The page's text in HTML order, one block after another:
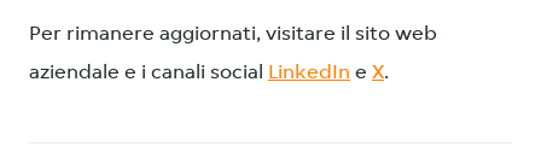
Per rimanere aggiornati, visitare il sito web
aziendale e i canali social
LinkedIn e X.